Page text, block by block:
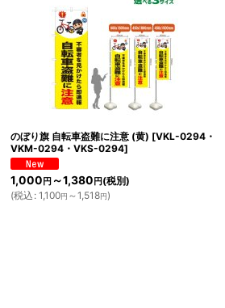
のぼり旗 自転車盗難に注意 (黄) [VKL-0294・
VKM-0294・VKS-0294]
1,000 円 ～1,380 円 (税別)
(税込 : 1,100円 ～1,518円)